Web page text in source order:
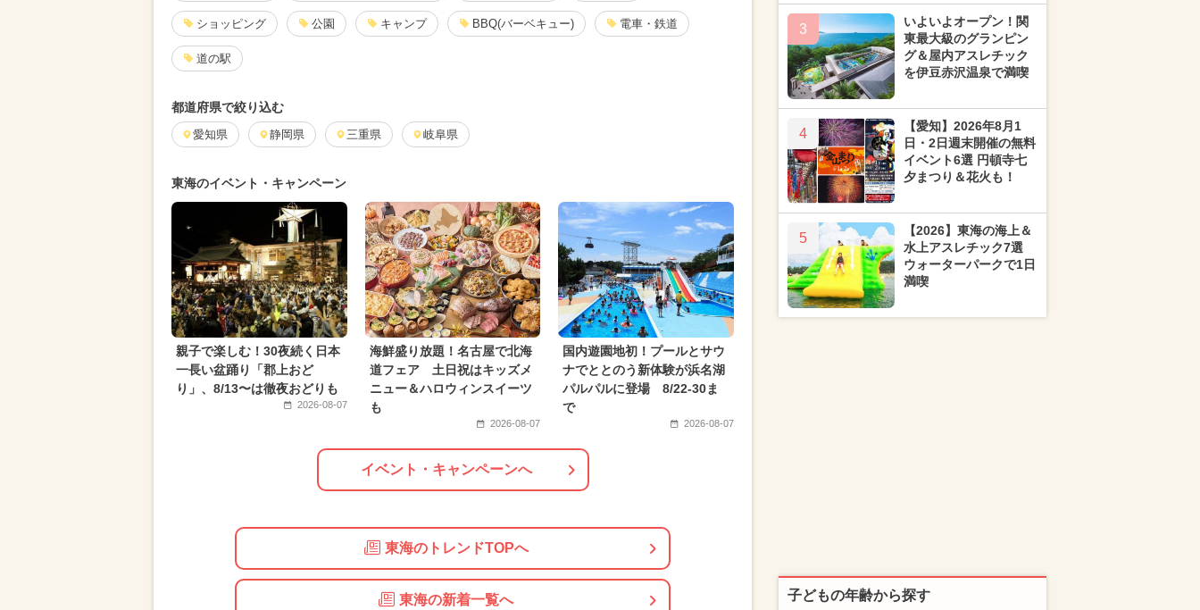
ショッピング 公園 キャンプ BBQ(バーベキュー) 電車・鉄道
道の駅
都道府県で絞り込む
愛知県 静岡県 三重県 岐阜県
東海のイベント・キャンペーン
親子で楽しむ！30夜続く日本
一長い盆踊り「郡上おど
り」、8/13〜は徹夜おどりも
2026-08-07
海鮮盛り放題！名古屋で北海
道フェア 土日祝はキッズメ
ニュー＆ハロウィンスイーツ
も
2026-08-07
国内遊園地初！プールとサウ
ナでととのう新体験が浜名湖
パルパルに登場 8/22-30ま
で
2026-08-07
イベント・キャンペーンへ
東海のトレンドTOPへ
東海の新着一覧へ
3
いよいよオープン！関
東最大級のグランピン
グ＆屋内アスレチック
を伊豆赤沢温泉で満喫
4
【愛知】2026年8月1
日・2日週末開催の無料
イベント6選 円頓寺七
夕まつり＆花火も！
5
【2026】東海の海上＆
水上アスレチック7選
ウォーターパークで1日
満喫
子どもの年齢から探す